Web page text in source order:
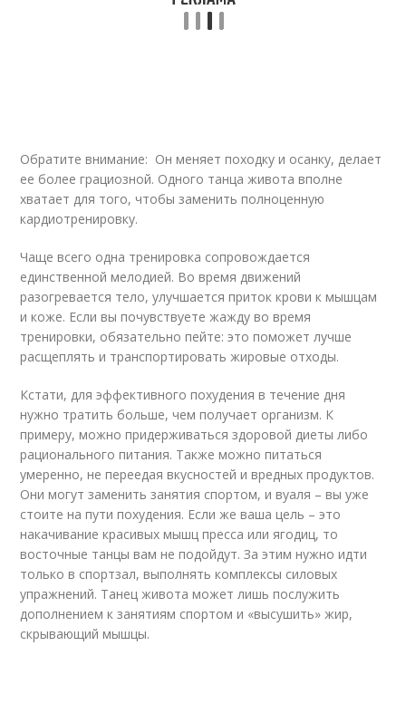
Обратите внимание: Он меняет походку и осанку, делает
ее более грациозной. Одного танца живота вполне
хватает для того, чтобы заменить полноценную
кардиотренировку.
Чаще всего одна тренировка сопровождается
единственной мелодией. Во время движений
разогревается тело, улучшается приток крови к мышцам
и коже. Если вы почувствуете жажду во время
тренировки, обязательно пейте: это поможет лучше
расщеплять и транспортировать жировые отходы.
Кстати, для эффективного похудения в течение дня
нужно тратить больше, чем получает организм. К
примеру, можно придерживаться здоровой диеты либо
рационального питания. Также можно питаться
умеренно, не переедая вкусностей и вредных продуктов.
Они могут заменить занятия спортом, и вуаля – вы уже
стоите на пути похудения. Если же ваша цель – это
накачивание красивых мышц пресса или ягодиц, то
восточные танцы вам не подойдут. За этим нужно идти
только в спортзал, выполнять комплексы силовых
упражнений. Танец живота может лишь послужить
дополнением к занятиям спортом и «высушить» жир,
скрывающий мышцы.